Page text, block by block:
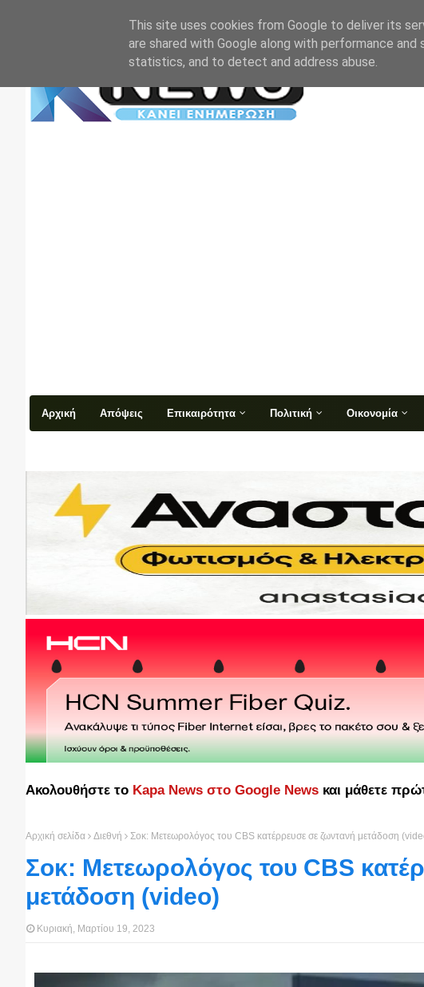
Αρχική Απόψεις Επικαιρότητα Πολιτική Οικονομία
Ακολουθήστε το Kapa News στο Google News και μάθετε
Αρχική σελίδα Διεθνή Σοκ: Μετεωρολόγος του CBS κατέρρευσε σε ζωντανή μετάδοση
Σοκ: Μετεωρολόγος του CBS
μετάδοση (video)
Κυριακή, Μαρτίου 19, 2023
This site uses cookies from Google to deliver its
are shared with Google along with performance
statistics, and to detect and address abuse.